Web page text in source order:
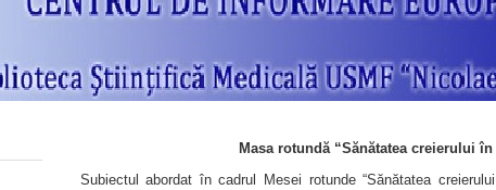
Masa rotundă “Sănătatea creierului
Subiectul abordat în cadrul Mesei rotunde “Sănătatea